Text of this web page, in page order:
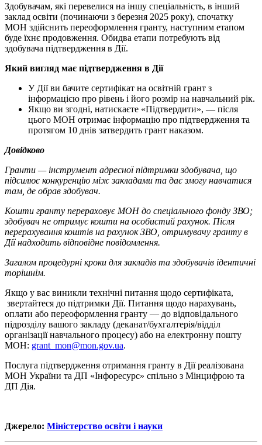
Здобувачам, які перевелися на іншу спеціальність, в інший
заклад освіти (починаючи з березня 2025 року), спочатку
МОН здійснить переоформлення гранту, наступним етапом
буде їхнє продовження. Обидва етапи потребують від
здобувача підтвердження в Дії.
Який вигляд має підтвердження в Дії
У Дії ви бачите сертифікат на освітній грант з
інформацією про рівень і його розмір на навчальний рік.
Якщо ви згодні, натискаєте «Підтвердити», — після
цього МОН отримає інформацію про підтвердження та
протягом 10 днів затвердить грант наказом.
Довідково
Гранти — інструмент адресної підтримки здобувача, що
підсилює конкуренцію між закладами та дає змогу навчатися
там, де обрав здобувач.
Кошти гранту перераховує МОН до спеціального фонду ЗВО;
здобувач не отримує кошти на особистий рахунок. Після
перерахування коштів на рахунок ЗВО, отримувачу гранту в
Дії надходить відповідне повідомлення.
Загалом процедурні кроки для закладів та здобувачів ідентичні
торішнім.
Якщо у вас виникли технічні питання щодо сертифіката,
звертайтеся до підтримки Дії. Питання щодо нарахувань,
оплати або переоформлення гранту — до відповідального
підрозділу вашого закладу (деканат/бухгалтерія/відділ
організації навчального процесу) або на електронну пошту
МОН: grant_mon@mon.gov.ua.
Послуга підтвердження отримання гранту в Дії реалізована
МОН України та ДП «Інфоресурс» спільно з Мінцифрою та
ДП Дія.
Джерело: Міністерство освіти і науки